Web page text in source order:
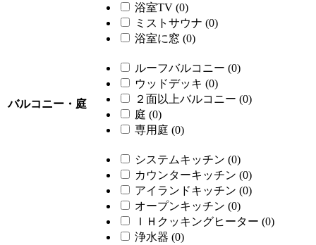
浴室TV (0)
ミストサウナ (0)
浴室に窓 (0)
バルコニー・庭
ルーフバルコニー (0)
ウッドデッキ (0)
２面以上バルコニー (0)
庭 (0)
専用庭 (0)
システムキッチン (0)
カウンターキッチン (0)
アイランドキッチン (0)
オープンキッチン (0)
ＩＨクッキングヒーター (0)
浄水器 (0)